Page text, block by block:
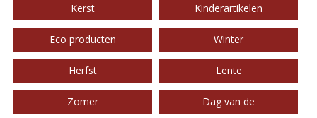
Kerst Kinderartikelen
Eco producten Winter
Herfst Lente
Zomer Dag van de